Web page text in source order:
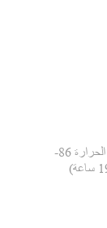
-86 درجة مئوية إلى 65 درجة مئوية لدرجات الحرارة